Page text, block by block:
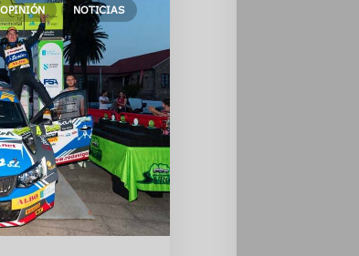
OPINIÓN NOTICIAS